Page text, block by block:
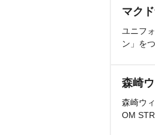
マク
ユニフ
ン」を
森崎
森崎ウ
OM